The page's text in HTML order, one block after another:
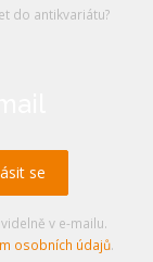
do antikvariátu?
v e-mailu.
osobních údajů.